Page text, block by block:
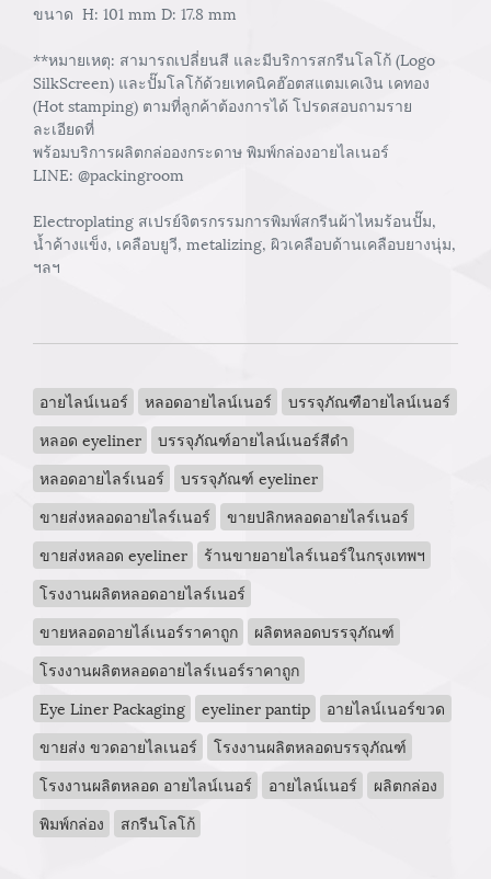
ขนาด H: 101 mm D: 17.8 mm
**หมายเหตุ: สามารถเปลี่ยนสี และมีบริการสกรีนโลโก้ (Logo
SilkScreen) และปั๊มโลโก้ด้วยเทคนิคฮ๊อตสแตมเคเงิน เคทอง
(Hot stamping) ตามที่ลูกค้าต้องการได้ โปรดสอบถามราย
ละเอียดที่
พร้อมบริการผลิตกล่อองกระดาษ พิมพ์กล่องอายไลเนอร์
LINE: @packingroom
Electroplating สเปรย์จิตรกรรมการพิมพ์สกรีนผ้าไหมร้อนปั๊ม,
น้ำค้างแข็ง, เคลือบยูวี, metalizing, ผิวเคลือบด้านเคลือบยางนุ่ม,
ฯลฯ
อายไลน์เนอร์ หลอดอายไลน์เนอร์
บรรจุภัณฑือายไลน์เนอร์
หลอด eyeliner
บรรจุภัณฑ์อายไลน์เนอร์สีดำ
หลอดอายไลร์เนอร์
บรรจุภัณฑ์ eyeliner
ขายส่งหลอดอายไลร์เนอร์
ขายปลิกหลอดอายไลร์เนอร์
ขายส่งหลอด eyeliner
ร้านขายอายไลร์เนอร์ในกรุงเทพฯ
โรงงานผลิตหลอดอายไลร์เนอร์
ขายหลอดอายไล์เนอร์ราคาถูก
ผลิตหลอดบรรจุภัณฑ์
โรงงานผลิตหลอดอายไลร์เนอร์ราคาถูก
Eye Liner Packaging
eyeliner pantip
อายไลน์เนอร์ขวด
ขายส่ง ขวดอายไลเนอร์
โรงงานผลิตหลอดบรรจุภัณฑ์
โรงงานผลิตหลอด อายไลน์เนอร์
อายไลน์เนอร์
ผลิตกล่อง
พิมพ์กล่อง
สกรีนโลโก้